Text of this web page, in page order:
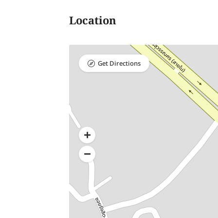
Location
Get Directions